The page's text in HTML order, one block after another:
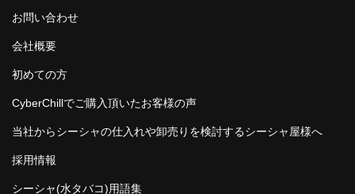
SEBERO
SPLIT
Azure
お問い合わせ
会社概要
初めての方
CyberChillでご購入頂いたお客様の声
当社からシーシャの仕入れや卸売りを検討するシーシャ屋様へ
採用情報
シーシャ(水タバコ)用語集